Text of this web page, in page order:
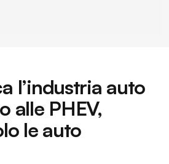
l’industria auto
alle PHEV,
le auto